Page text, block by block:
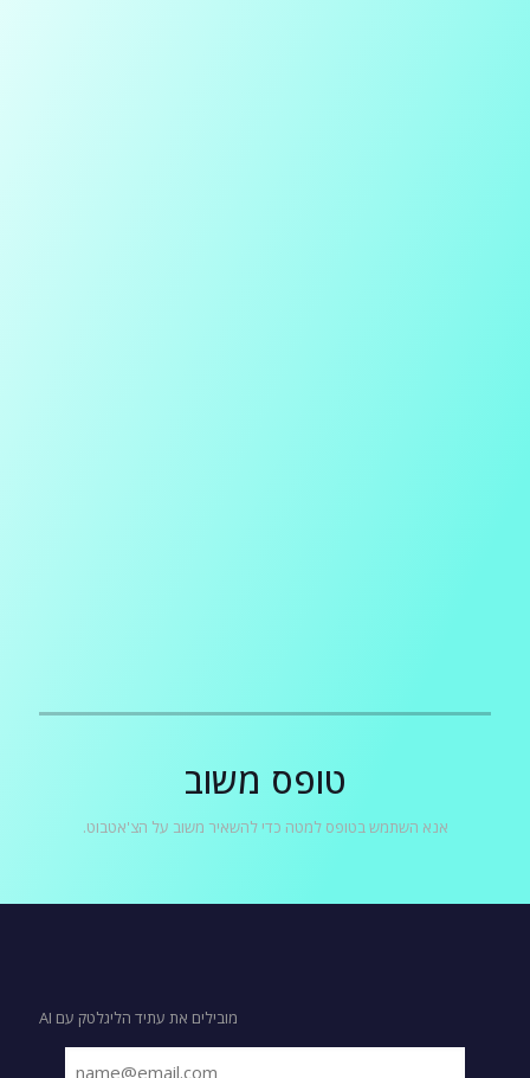
טופס משוב
אנא השתמש בטופס למטה כדי להשאיר משוב על הצ'אטבוט.
מובילים את עתיד הליגלטק עם AI